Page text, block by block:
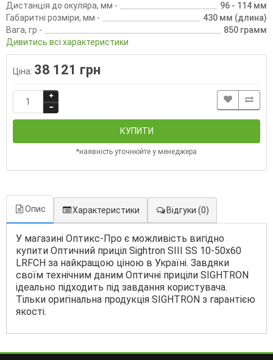
Дистанція до окуляра, мм -
96 - 114 мм
Габаритні розміри, мм -
430 мм (длина)
Вага, гр -
850 грамм
Дивитись всі характеристики
Ціна: 38 121 грн
КУПИТИ
*наявність уточнюйте у менеджера
Опис Характеристики Відгуки (0)
У магазині Оптикс-Про є можливість вигідно
купити Оптичний приціл Sightron SIII SS 10-50x60
LRFCH за найкращою ціною в Україні. Завдяки
своїм технічним даним Оптичні приціли SIGHTRON
ідеально підходить під завдання користувача.
Тільки оригінальна продукція SIGHTRON з гарантією
якості.